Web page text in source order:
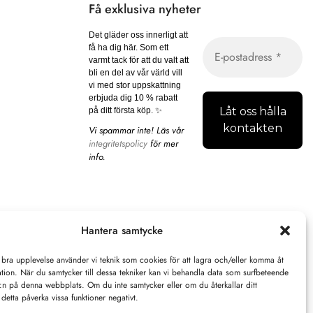
Hantera samtycke
upplevelse använder vi teknik som cookies för att lagra och/eller komma åt
När du samtycker till dessa tekniker kan vi behandla data som surfbeteende
på denna webbplats. Om du inte samtycker eller om du återkallar ditt
påverka vissa funktioner negativt.
Få exklusiva nyheter
Det gläder oss innerligt att
få ha dig här. Som ett
varmt tack för att du valt att
bli en del av vår värld vill
vi med stor uppskattning
erbjuda dig 10 % rabatt
på ditt första köp. ✨
Vi spammar inte! Läs vår
integritetspolicy för mer
info.